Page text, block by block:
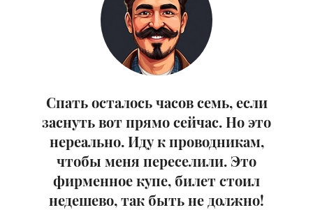
Спать осталось часов семь, если
заснуть вот прямо сейчас. Но это
нереально. Иду к проводникам,
чтобы меня переселили. Это
фирменное купе, билет стоил
недешево, так быть не должно!